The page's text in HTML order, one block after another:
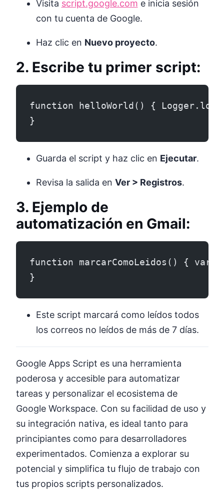
Visita script.google.com e inicia sesión
con tu cuenta de Google.
Haz clic en Nuevo proyecto.
2. Escribe tu primer script:
function helloWorld() {
}
Guarda el script y haz clic en Ejecutar.
Revisa la salida en Ver > Registros.
3. Ejemplo de
automatización en Gmail:
function marcarComoLeidos() { var
}
Este script marcará como leídos todos
los correos no leídos de más de 7 días.
Google Apps Script es una herramienta
poderosa y accesible para automatizar
tareas y personalizar el ecosistema de
Google Workspace. Con su facilidad de uso y
su integración nativa, es ideal tanto para
principiantes como para desarrolladores
experimentados. Comienza a explorar su
potencial y simplifica tu flujo de trabajo con
tus propios scripts personalizados.